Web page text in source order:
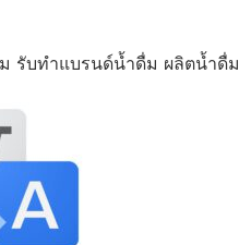
รับทำแบรนด์น้ำดื่ม ผลิตน้ำดื่ม